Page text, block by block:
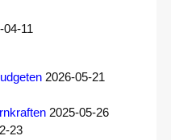
04-11
2026-05-21
2025-05-26
23